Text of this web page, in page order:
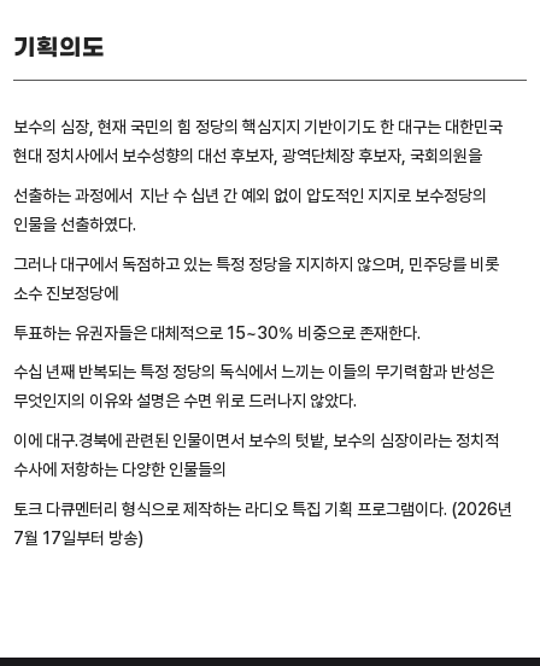
기획의도
보수의 심장, 현재 국민의 힘 정당의 핵심지지 기반이기도 한 대구는 대한민국
현대 정치사에서 보수성향의 대선 후보자, 광역단체장 후보자, 국회의원을
선출하는 과정에서 지난 수 십년 간 예외 없이 압도적인 지지로 보수정당의
인물을 선출하였다.
그러나 대구에서 독점하고 있는 특정 정당을 지지하지 않으며, 민주당를 비롯
소수 진보정당에
투표하는 유권자들은 대체적으로 15~30% 비중으로 존재한다.
수십 년째 반복되는 특정 정당의 독식에서 느끼는 이들의 무기력함과 반성은
무엇인지의 이유와 설명은 수면 위로 드러나지 않았다.
이에 대구.경북에 관련된 인물이면서 보수의 텃밭, 보수의 심장이라는 정치적
수사에 저항하는 다양한 인물들의
토크 다큐멘터리 형식으로 제작하는 라디오 특집 기획 프로그램이다. (2026년
7월 17일부터 방송)